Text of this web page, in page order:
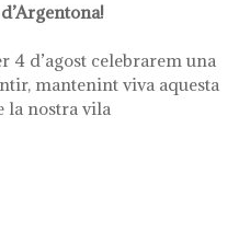
4 d’agost celebrarem una
mantenint viva aquesta
la nostra vila
càntir